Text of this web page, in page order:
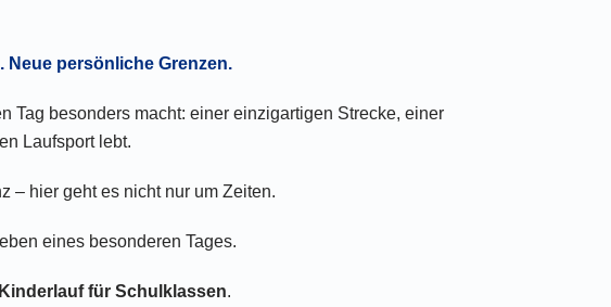
Neue persönliche Grenzen.
besonders macht: einer einzigartigen Strecke, einer
Laufsport lebt.
– hier geht es nicht nur um Zeiten.
eines besonderen Tages.
für Schulklassen.